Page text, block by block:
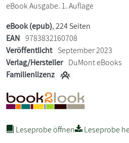
eBook Ausgabe. 1. Auflage
eBook (epub), 224 Seiten
EAN 9783832160708
Veröffentlicht September 2023
Verlag/Hersteller DuMont eBooks
Familienlizenz
Leseprobe öffnen
Leseprobe